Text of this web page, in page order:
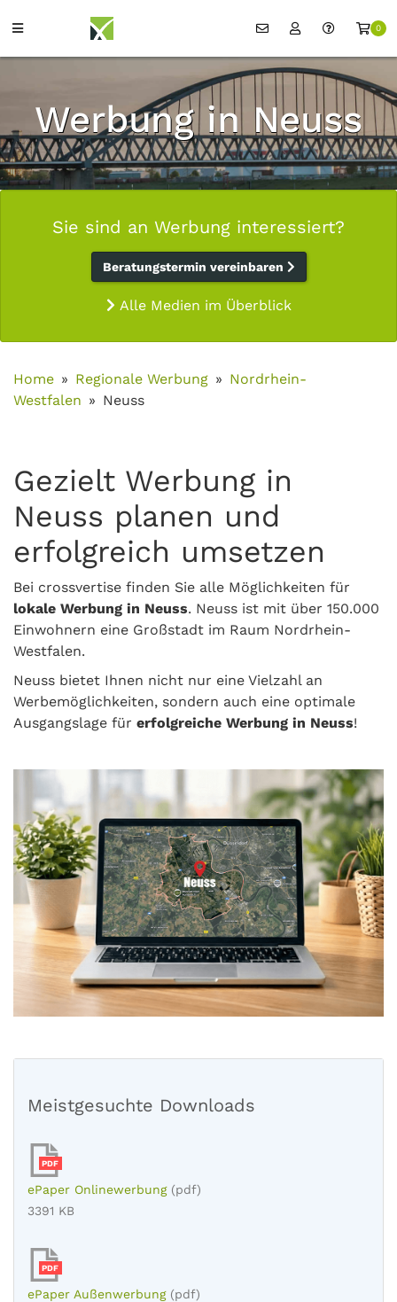
0
Werbung in Neuss
Sie sind an Werbung interessiert?
Beratungstermin vereinbaren
Alle Medien im Überblick
Home Regionale Werbung
Nordrhein-
Westfalen
Neuss
Gezielt Werbung in
Neuss planen und
erfolgreich umsetzen
Bei crossvertise finden Sie alle Möglichkeiten für
lokale Werbung in Neuss. Neuss ist mit über 150.000
Einwohnern eine Großstadt im Raum Nordrhein-
Westfalen.
Neuss bietet Ihnen nicht nur eine Vielzahl an
Werbemöglichkeiten, sondern auch eine optimale
Ausgangslage für erfolgreiche Werbung in Neuss!
Meistgesuchte Downloads
PDF
ePaper Onlinewerbung (pdf)
3391 KB
PDF
ePaper Außenwerbung (pdf)